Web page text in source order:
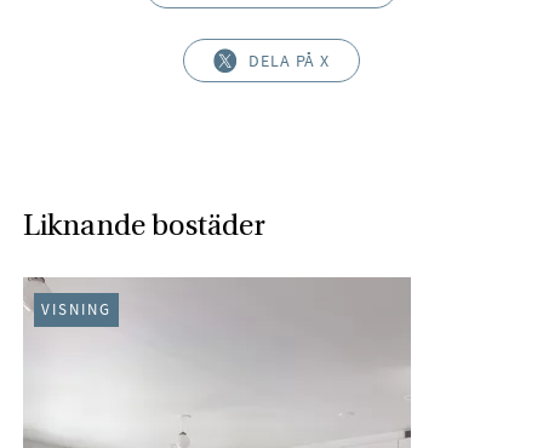
DELA PÅ X
Liknande bostäder
VISNING